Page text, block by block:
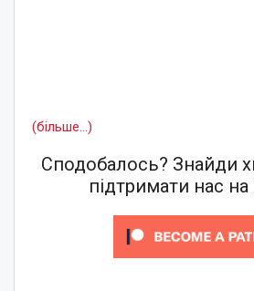
(більше…)
Сподобалось? Знайди
підтримати нас на